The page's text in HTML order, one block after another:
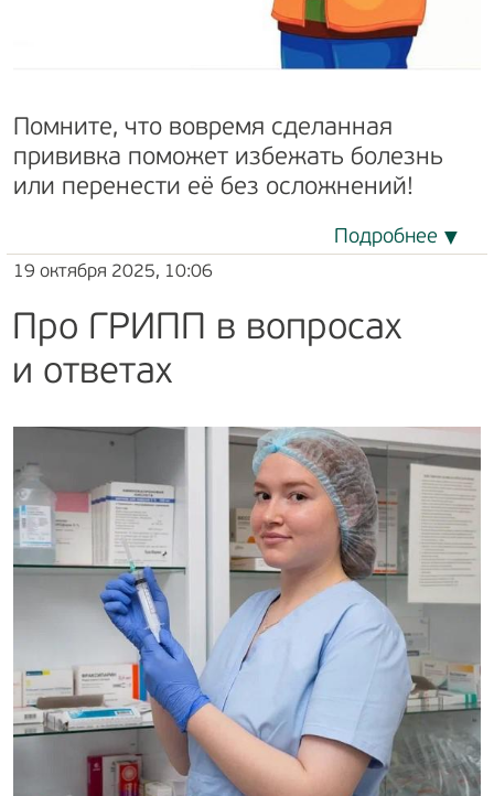
Помните, что вовремя сделанная
прививка поможет избежать болезнь
или перенести её без осложнений!
Подробнее
19 октября 2025, 10:06
Про ГРИПП в вопросах
и ответах